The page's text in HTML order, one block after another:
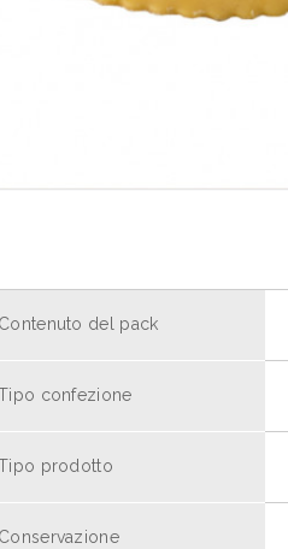
Contenuto del pack
confezione
prodotto
Conservazione